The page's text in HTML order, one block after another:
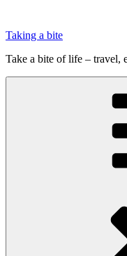
indhold
Taking a bite
Take a bite of life – travel,